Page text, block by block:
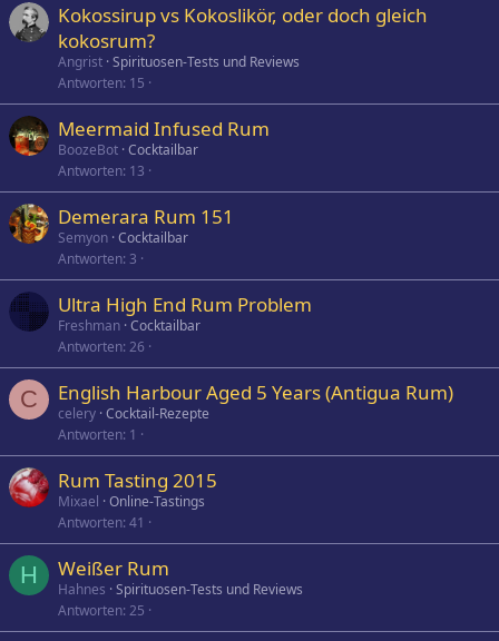
Kokossirup vs Kokoslikör, oder doch gleich
kokosrum?
Angrist Spirituosen-Tests und Reviews
Antworten 15
Meermaid Infused Rum
BoozeBot Cocktailbar
Antworten 13
Demerara Rum 151
Semyon Cocktailbar
Antworten 3
Ultra High End Rum Problem
Freshman Cocktailbar
Antworten 26
C English Harbour Aged 5 Years (Antigua Rum)
celery Cocktail-Rezepte
Antworten 1
Rum Tasting 2015
Mixael Online-Tastings
Antworten 41
H Weißer Rum
Hahnes Spirituosen-Tests und Reviews
Antworten 25